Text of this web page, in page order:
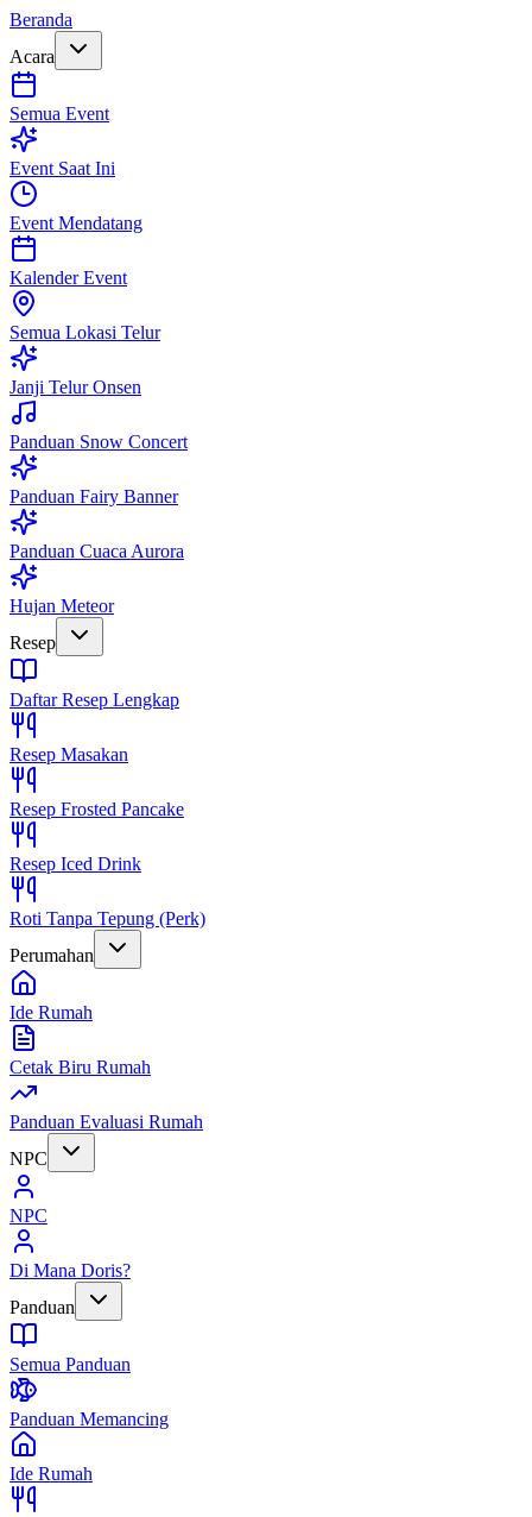
Beranda
Acara
Semua Event
Event Saat Ini
Event Mendatang
Kalender Event
Semua Lokasi Telur
Janji Telur Onsen
Panduan Snow Concert
Panduan Fairy Banner
Panduan Cuaca Aurora
Hujan Meteor
Resep
Daftar Resep Lengkap
Resep Masakan
Resep Frosted Pancake
Resep Iced Drink
Roti Tanpa Tepung (Perk)
Perumahan
Ide Rumah
Cetak Biru Rumah
Panduan Evaluasi Rumah
NPC
NPC
Di Mana Doris?
Panduan
Semua Panduan
Panduan Memancing
Ide Rumah